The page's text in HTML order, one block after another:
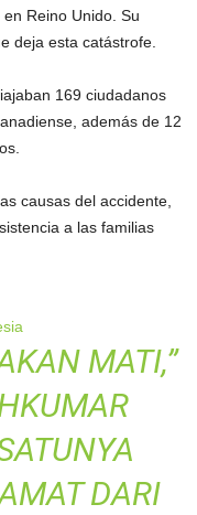
Reino Unido. Su
deja esta catástrofe.
169 ciudadanos
además de 12
causas del accidente,
a las familias
MATI,”
DARI